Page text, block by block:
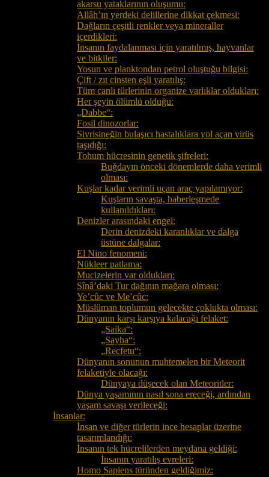
akarsu yataklarının oluşumu:
Allâh’ın yerdeki delillerine dikkat çekmesi:
Dağların çeşitli renkler veya mineraller
içerdikleri:
İnsanın faydalanması için yaratılmış, hayvanlar
ve bitkiler:
Yosun ve planktondan petrol oluştuğu bilgisi:
Çift / zıt cinsten eşli yaratılış:
Tüm canlı türlerinin organize varlıklar oldukları:
Her şeyin ölümlü olduğu:
„Dabbe“:
Fosil dinozorlar:
Sivrisineğin bulaşıcı hastalıklara yol açan virüs
taşıdığı:
Tohum hücresinin genetik şifreleri:
Buğdayın önceki dönemlerde daha verimli
olması:
Kuşlar kadar verimli uçan araç yapılamıyor:
Kuşların savaşta, haberleşmede
kullanıldıkları:
Denizler arasındaki engel:
Derin denizdeki karanlıklar ve dalga
üstüne dalgalar:
El Nino fenomeni:
Nükleer patlama:
Mucizelerin var oldukları:
Sînâ’daki Tur dağının mağara olması:
Ye’cûc ve Me’cûc:
Müslüman toplumun gelecekte çoklukta olması:
Dünyanın karşı karşıya kalacağı felaket:
„Saika“:
„Sayha“:
„Recfetu“:
Dünyanın sonunun muhtemelen bir Meteorit
felaketiyle olacağı:
Dünyaya düşecek olan Meteoritler:
Dünya yaşamının nasıl sona ereceği, ardından
yaşam savaşı verileceği:
İnsanlar:
İnsan ve diğer türlerin ince hesaplar üzerine
tasarımlandığı:
İnsanın tek hücrelilerden meydana geldiği:
İnsanın yaratılış evreleri:
Homo Sapiens türünden geldiğimiz: